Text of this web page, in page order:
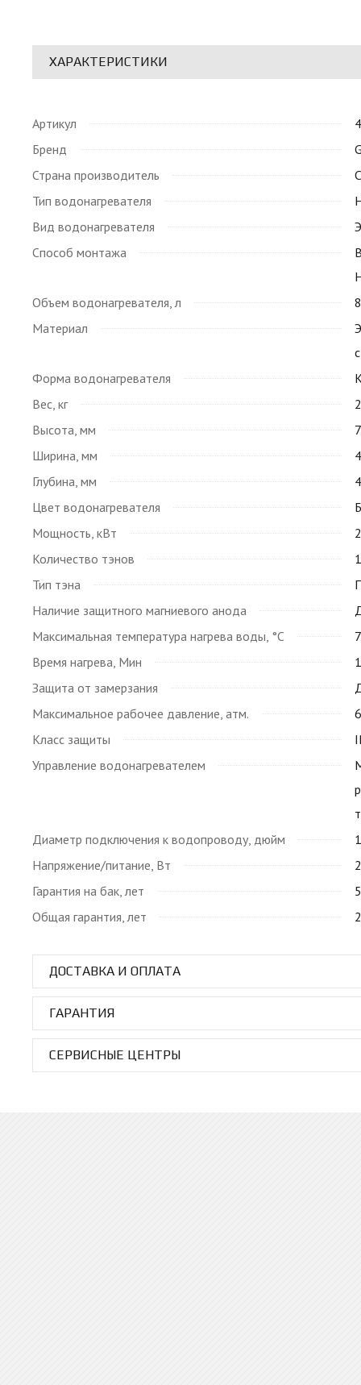
ХАРАКТЕРИСТИКИ
Артикул
Бренд
Страна производитель
Тип водонагревателя
Вид водонагревателя
Способ монтажа
Объем водонагревателя, л
Материал
Форма водонагревателя
Вес, кг
Высота, мм
Ширина, мм
Глубина, мм
Цвет водонагревателя
Мощность, кВт
Количество тэнов
1
Тип тэна
Наличие защитного магниевого анода
Максимальная температура нагрева воды, °C
Время нагрева, Мин
Защита от замерзания
Максимальное рабочее давление, атм.
6
Класс защиты
Управление водонагревателем
Диаметр подключения к водопроводу, дюйм
Напряжение/питание, Вт
Гарантия на бак, лет
5
Общая гарантия, лет
2
ДОСТАВКА И ОПЛАТА
ГАРАНТИЯ
СЕРВИСНЫЕ ЦЕНТРЫ